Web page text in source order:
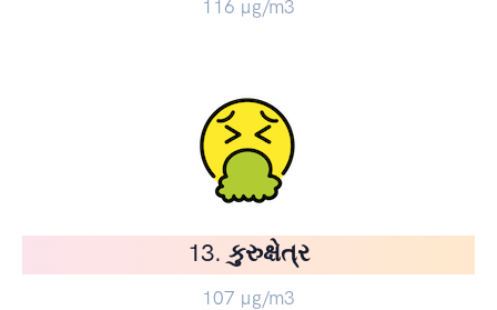
116 µg/m3
13. કુરુક્ષેત્ર
107 µg/m3